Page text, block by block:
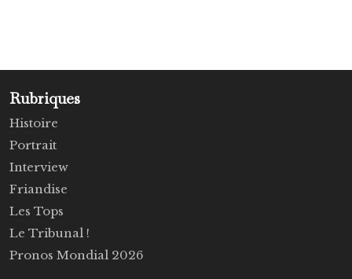
Rubriques
Histoire
Portrait
Interview
Friandise
Les Tops
Le Tribunal !
Pronos Mondial 2026